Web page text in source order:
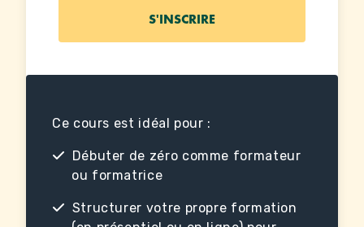
Ce cours est idéal pour :
Débuter de zéro comme formateur
ou formatrice
Structurer votre propre formation